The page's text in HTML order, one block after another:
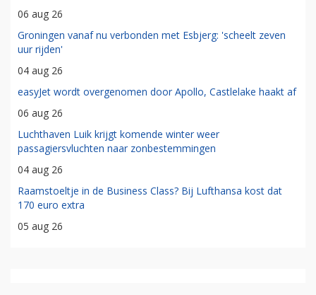
06 aug 26
Groningen vanaf nu verbonden met Esbjerg: 'scheelt zeven
uur rijden'
04 aug 26
easyJet wordt overgenomen door Apollo, Castlelake haakt af
06 aug 26
Luchthaven Luik krijgt komende winter weer
passagiersvluchten naar zonbestemmingen
04 aug 26
Raamstoeltje in de Business Class? Bij Lufthansa kost dat
170 euro extra
05 aug 26